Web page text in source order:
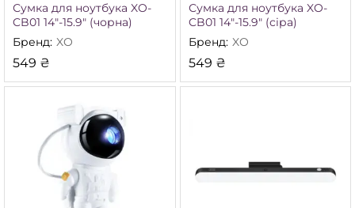
Сумка для ноутбука XO-
CB01 14″-15.9″ (чорна)
Бренд: XO
549 ₴
Сумка для ноутбука XO-
CB01 14″-15.9″ (сіра)
Бренд: XO
549 ₴